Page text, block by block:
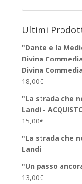
Ultimi
"Dante e la
Divina
Divina
18,00€
"La strada che
Landi -
15,00€
"La strada che
Landi
"Un passo
13,00€